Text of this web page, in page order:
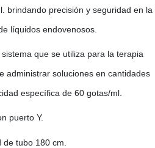
brindando precisión y seguridad en la
líquidos endovenosos.
que se utiliza para la terapia
administrar soluciones en cantidades
específica de 60 gotas/ml.
puerto Y.
de tubo 180 cm.